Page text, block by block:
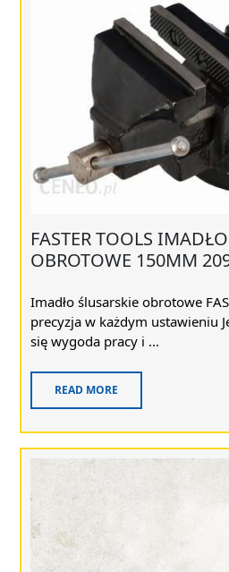
FASTER TOOLS
OBROTOWE 150MM
Imadło ślusarskie obrotowe
precyzja w każdym ustawieniu
się wygoda pracy i ...
READ MORE